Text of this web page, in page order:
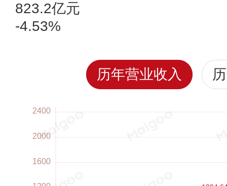
823.2亿元
-4.53%
历年营业收入